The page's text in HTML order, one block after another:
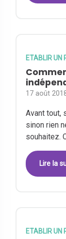
ETABLIR UN
17 août
Avant tout,
sinon rien
souhaitez.
Lire la
ETABLIR UN